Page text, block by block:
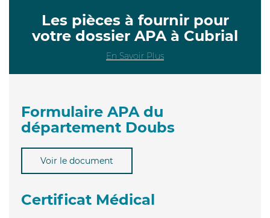
Les pièces à fournir pour
votre dossier APA à Cubrial
En Savoir Plus
Formulaire APA du
département Doubs
Voir le document
Certificat Médical